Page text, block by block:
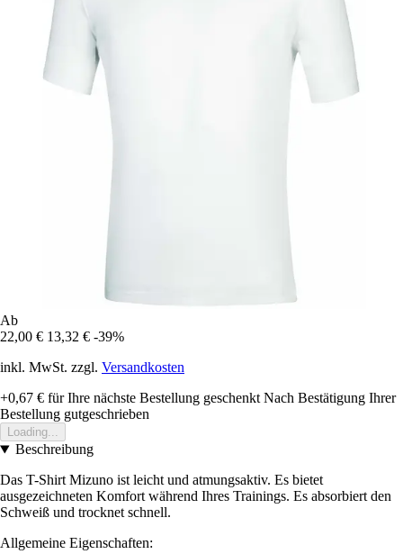
Ab
22,00 € 13,32 € -39%
inkl. MwSt. zzgl. Versandkosten
+0,67 € für Ihre nächste Bestellung geschenkt Nach Bestätigung Ihrer
Bestellung gutgeschrieben
Loading...
Beschreibung
Das T-Shirt Mizuno ist leicht und atmungsaktiv. Es bietet
ausgezeichneten Komfort während Ihres Trainings. Es absorbiert den
Schweiß und trocknet schnell.
Allgemeine Eigenschaften: